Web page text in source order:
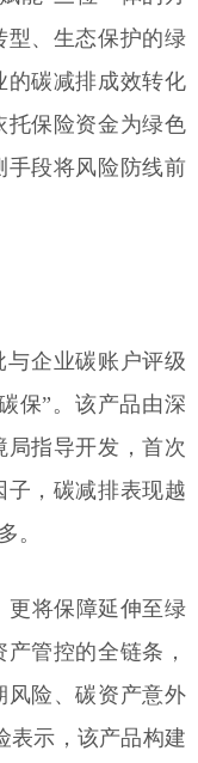
型、生态保护的绿
的碳减排成效转化
托保险资金为绿色
手段将风险防线前
企业碳账户评级
保”。该产品由深
指导开发，首次
，碳减排表现越
。
更将保障延伸至绿
管控的全链条，
风险、碳资产意外
表示，该产品构建